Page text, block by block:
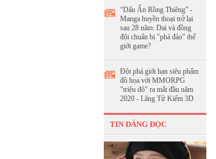
“Dấu Ấn Rồng Thiêng” -
Manga huyền thoại trở lại
sau 28 năm: Dai và đồng
đội chuẩn bị "phá đảo" thế
giới game?
Đột phá giới hạn siêu phẩm
đồ họa với MMORPG
"triệu đô" ra mắt đầu năm
2020 - Lãng Tử Kiếm 3D
TIN ĐÁNG ĐỌC